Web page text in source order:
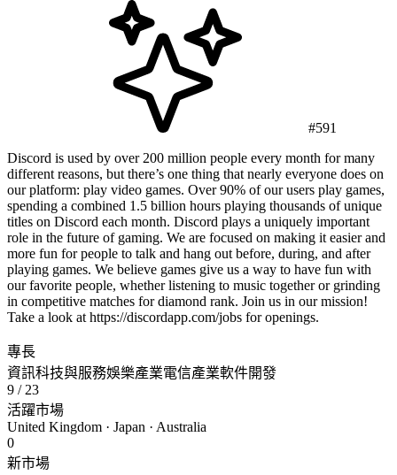
#591
Discord is used by over 200 million people every month for many
different reasons, but there’s one thing that nearly everyone does on
our platform: play video games. Over 90% of our users play games,
spending a combined 1.5 billion hours playing thousands of unique
titles on Discord each month. Discord plays a uniquely important
role in the future of gaming. We are focused on making it easier and
more fun for people to talk and hang out before, during, and after
playing games. We believe games give us a way to have fun with
our favorite people, whether listening to music together or grinding
in competitive matches for diamond rank. Join us in our mission!
Take a look at https://discordapp.com/jobs for openings.
專長
資訊科技與服務娛樂產業電信產業軟件開發
9 / 23
活躍市場
United Kingdom · Japan · Australia
0
新市場